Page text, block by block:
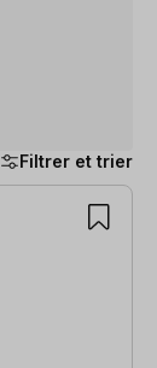
Filtrer et trier